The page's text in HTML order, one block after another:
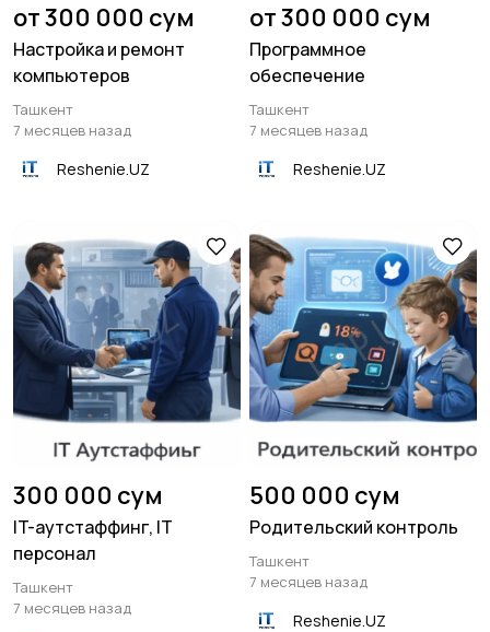
от 300 000 сум
Настройка и ремонт
компьютеров
Ташкент
7 месяцев назад
Reshenie.UZ
от 300 000 сум
Программное
обеспечение
Ташкент
7 месяцев назад
Reshenie.UZ
300 000 сум
IT-аутстаффинг, IT
персонал
Ташкент
7 месяцев назад
500 000 сум
Родительский контроль
Ташкент
7 месяцев назад
Reshenie.UZ